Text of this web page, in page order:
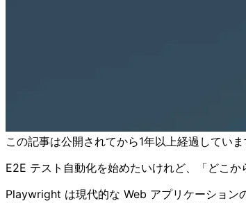
この記事は公開されてから1年以上経過してい
E2E テスト自動化を始めたいけれど、「どこ
Playwright は現代的な Web アプリケーション